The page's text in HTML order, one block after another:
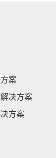
案
决方案
方案